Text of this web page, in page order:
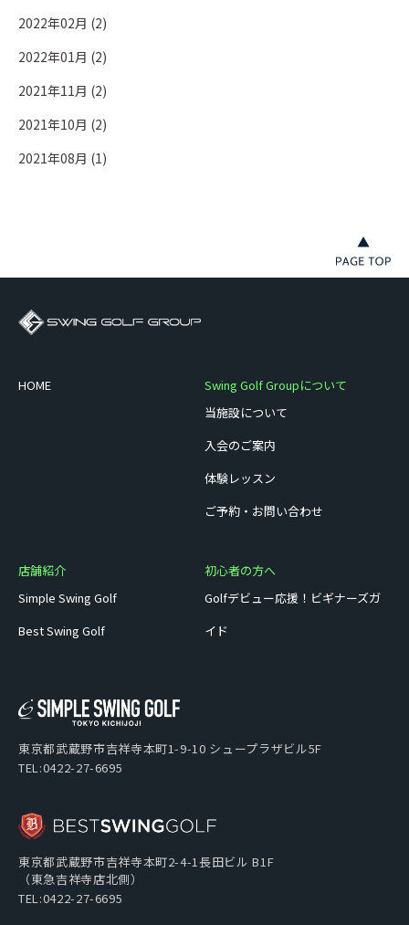
2022年02月 (2)
2022年01月 (2)
2021年11月 (2)
2021年10月 (2)
2021年08月 (1)
HOME
Swing Golf Groupについて
当施設について
入会のご案内
体験レッスン
ご予約・お問い合わせ
店舗紹介
Simple Swing Golf
Best Swing Golf
初心者の方へ
Golfデビュー応援！ビギナーズガ
イド
東京都武蔵野市吉祥寺本町1-9-10 シュープラザビル5F
TEL:0422-27-6695
東京都武蔵野市吉祥寺本町2-4-1長田ビル B1F
（東急吉祥寺店北側）
TEL:0422-27-6695